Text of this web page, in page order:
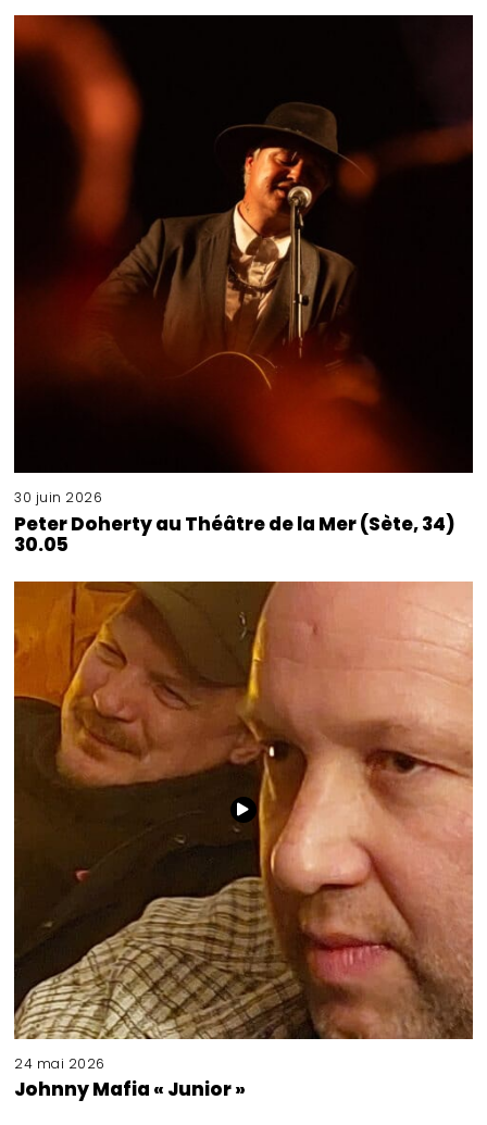
30 juin 2026
Peter Doherty au Théâtre de la Mer (Sète, 34)
30.05
24 mai 2026
Johnny Mafia « Junior »